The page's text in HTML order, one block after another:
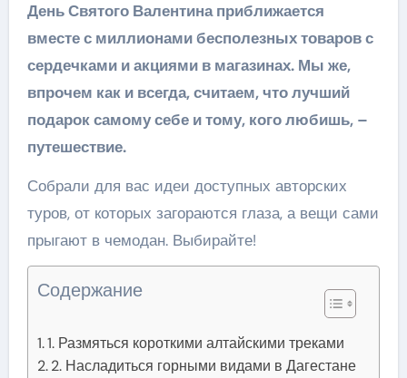
День Святого Валентина приближается
вместе с миллионами бесполезных товаров с
сердечками и акциями в магазинах. Мы же,
впрочем как и всегда, считаем, что лучший
подарок самому себе и тому, кого любишь, –
путешествие.
Собрали для вас идеи доступных авторских
туров, от которых загораются глаза, а вещи сами
прыгают в чемодан. Выбирайте!
Содержание
1. Размяться короткими алтайскими треками
2. Насладиться горными видами в Дагестане